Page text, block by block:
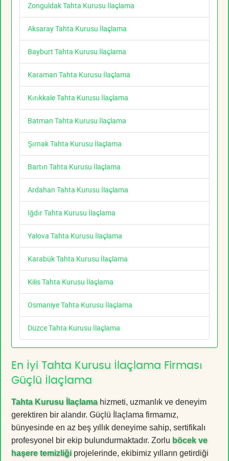
Zonguldak Tahta Kurusu İlaçlama
Aksaray Tahta Kurusu İlaçlama
Bayburt Tahta Kurusu İlaçlama
Karaman Tahta Kurusu İlaçlama
Kırıkkale Tahta Kurusu İlaçlama
Batman Tahta Kurusu İlaçlama
Şırnak Tahta Kurusu İlaçlama
Bartın Tahta Kurusu İlaçlama
Ardahan Tahta Kurusu İlaçlama
Iğdır Tahta Kurusu İlaçlama
Yalova Tahta Kurusu İlaçlama
Karabük Tahta Kurusu İlaçlama
Kilis Tahta Kurusu İlaçlama
Osmaniye Tahta Kurusu İlaçlama
Düzce Tahta Kurusu İlaçlama
En İyi Tahta Kurusu İlaçlama Firması
Güçlü İlaçlama
Tahta Kurusu İlaçlamahizmeti, uzmanlık ve deneyim
gerektiren bir alandır. Güçlü İlaçlama firmamız,
bünyesinde en az beş yıllık deneyime sahip, sertifikalı
profesyonel bir ekip bulundurmaktadır. Zorlu böcek ve
haşere temizliği projelerinde, ekibimiz yılların getirdiği